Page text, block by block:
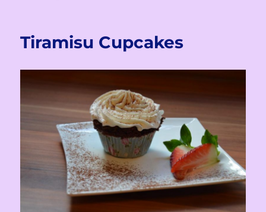
Tiramisu Cupcakes